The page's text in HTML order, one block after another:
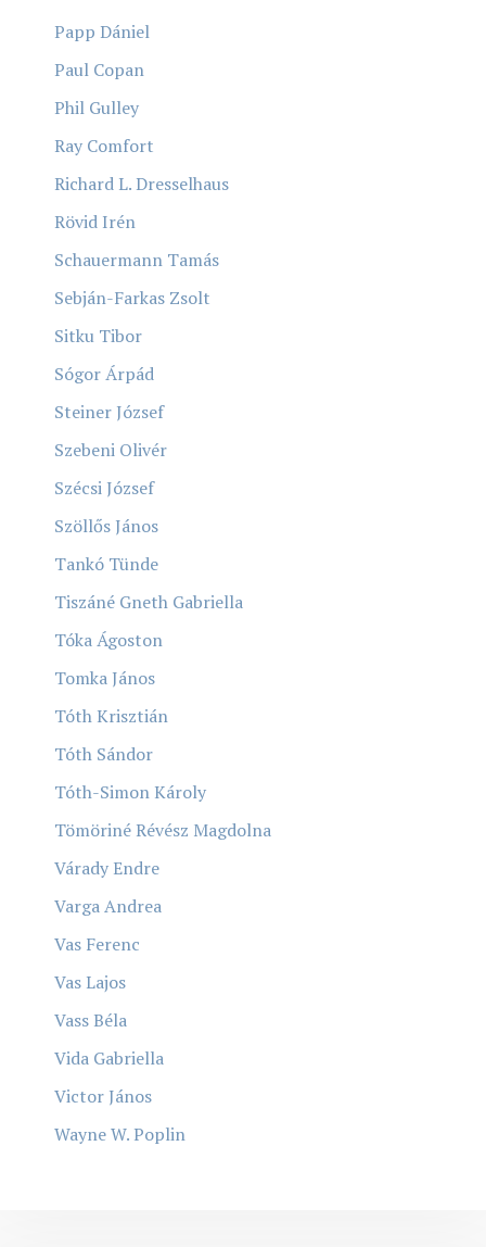
Papp Dániel
Paul Copan
Phil Gulley
Ray Comfort
Richard L. Dresselhaus
Rövid Irén
Schauermann Tamás
Sebján-Farkas Zsolt
Sitku Tibor
Sógor Árpád
Steiner József
Szebeni Olivér
Szécsi József
Szöllős János
Tankó Tünde
Tiszáné Gneth Gabriella
Tóka Ágoston
Tomka János
Tóth Krisztián
Tóth Sándor
Tóth-Simon Károly
Tömöriné Révész Magdolna
Várady Endre
Varga Andrea
Vas Ferenc
Vas Lajos
Vass Béla
Vida Gabriella
Victor János
Wayne W. Poplin